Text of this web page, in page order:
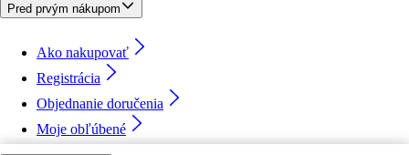
Pred prvým nákupom
Ako nakupovať
Registrácia
Objednanie doručenia
Moje obľúbené